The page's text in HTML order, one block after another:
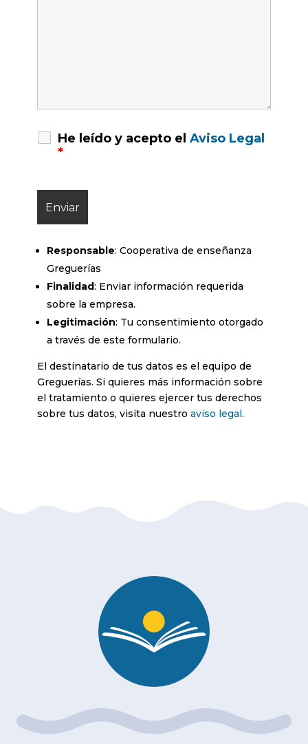
He leído y acepto elAviso Legal
*
Responsable: Cooperativa de enseñanza
Greguerías
Finalidad: Enviar información requerida
sobre la empresa.
Legitimación: Tu consentimiento otorgado
a través de este formulario.
El destinatario de tus datos es el equipo de
Greguerías. Si quieres más información sobre
el tratamiento o quieres ejercer tus derechos
sobre tus datos, visita nuestroaviso legal.